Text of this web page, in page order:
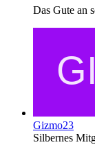
Das Gute an
Gizmo23
Silbernes